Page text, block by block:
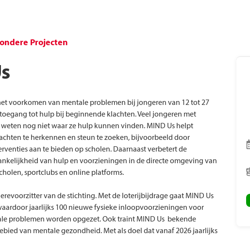
Projecten
voorkomen van mentale problemen bij jongeren van 12 tot 27
tot hulp bij beginnende klachten. Veel jongeren met
nog niet waar ze hulp kunnen vinden. MIND Us helpt
te herkennen en steun te zoeken, bijvoorbeeld door
aan te bieden op scholen. Daarnaast verbetert de
van hulp en voorzieningen in de directe omgeving van
sportclubs en online platforms.
van de stichting. Met de loterijbijdrage gaat MIND Us
jaarlijks 100 nieuwe fysieke inloopvoorzieningen voor
problemen worden opgezet. Ook traint MIND Us bekende
van mentale gezondheid. Met als doel dat vanaf 2026 jaarlijks